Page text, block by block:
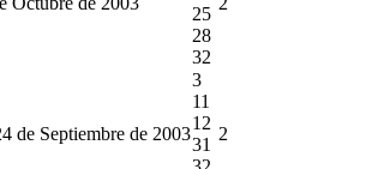
25
28
32
de Septiembre de 2003
3
11
12
31
2